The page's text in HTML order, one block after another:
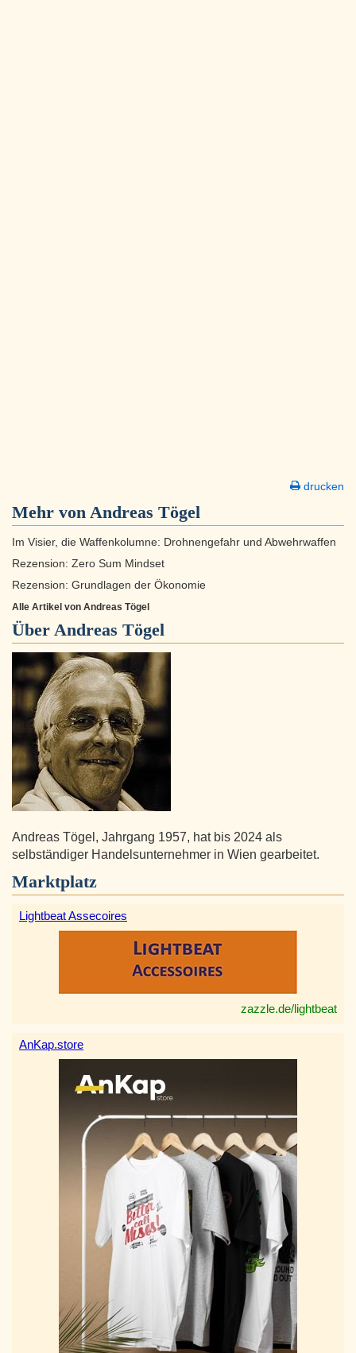
drucken
Mehr von Andreas Tögel
Im Visier, die Waffenkolumne: Drohnengefahr und Abwehrwaffen
Rezension: Zero Sum Mindset
Rezension: Grundlagen der Ökonomie
Alle Artikel von Andreas Tögel
Über Andreas Tögel
Andreas Tögel, Jahrgang 1957, hat bis 2024 als
selbständiger Handelsunternehmer in Wien gearbeitet.
Marktplatz
Lightbeat Assecoires
zazzle.de/lightbeat
AnKap.store